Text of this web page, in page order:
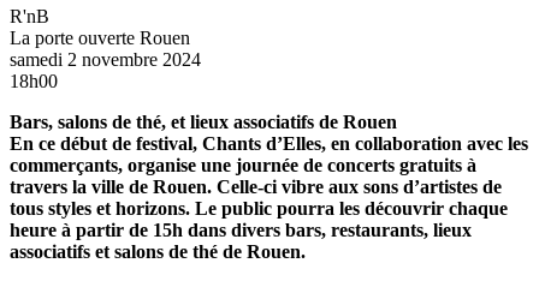
R'nB
La porte ouverte Rouen
samedi 2 novembre 2024
18h00
Bars, salons de thé, et lieux associatifs de Rouen
En ce début de festival, Chants d’Elles, en collaboration avec les
commerçants, organise une journée de concerts gratuits à
travers la ville de Rouen. Celle-ci vibre aux sons d’artistes de
tous styles et horizons. Le public pourra les découvrir chaque
heure à partir de 15h dans divers bars, restaurants, lieux
associatifs et salons de thé de Rouen.